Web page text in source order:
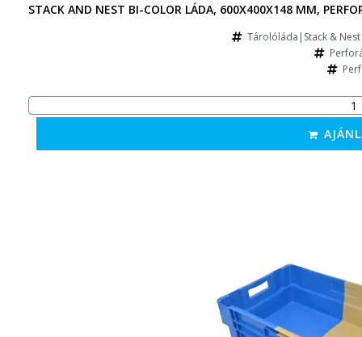
STACK AND NEST BI-COLOR LÁDA, 600X400X148 MM,
Tárolóláda|Stack &